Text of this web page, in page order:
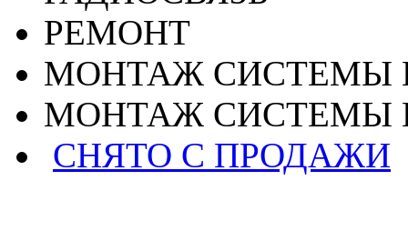
РЕМОНТ
МОНТАЖ СИСТЕМЫ
МОНТАЖ СИСТЕМЫ
СНЯТО С ПРОДАЖИ